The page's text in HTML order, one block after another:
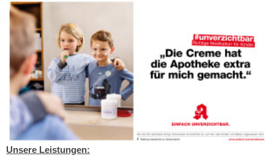
Unsere Leistungen: